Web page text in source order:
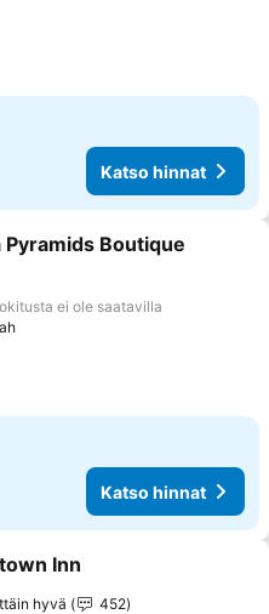
Katso hinnat
suosikkeihin
Pyramids Boutique
ei ole saatavilla
Katso hinnat
suosikkeihin
Inn
hyvä
452